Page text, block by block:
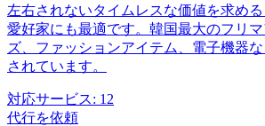
左右されないタイムレスな価値を求め
愛好家にも最適です。韓国最大のフリ
ズ、ファッションアイテム、電子機器な
されています。
対応サービス: 12
代行を依頼